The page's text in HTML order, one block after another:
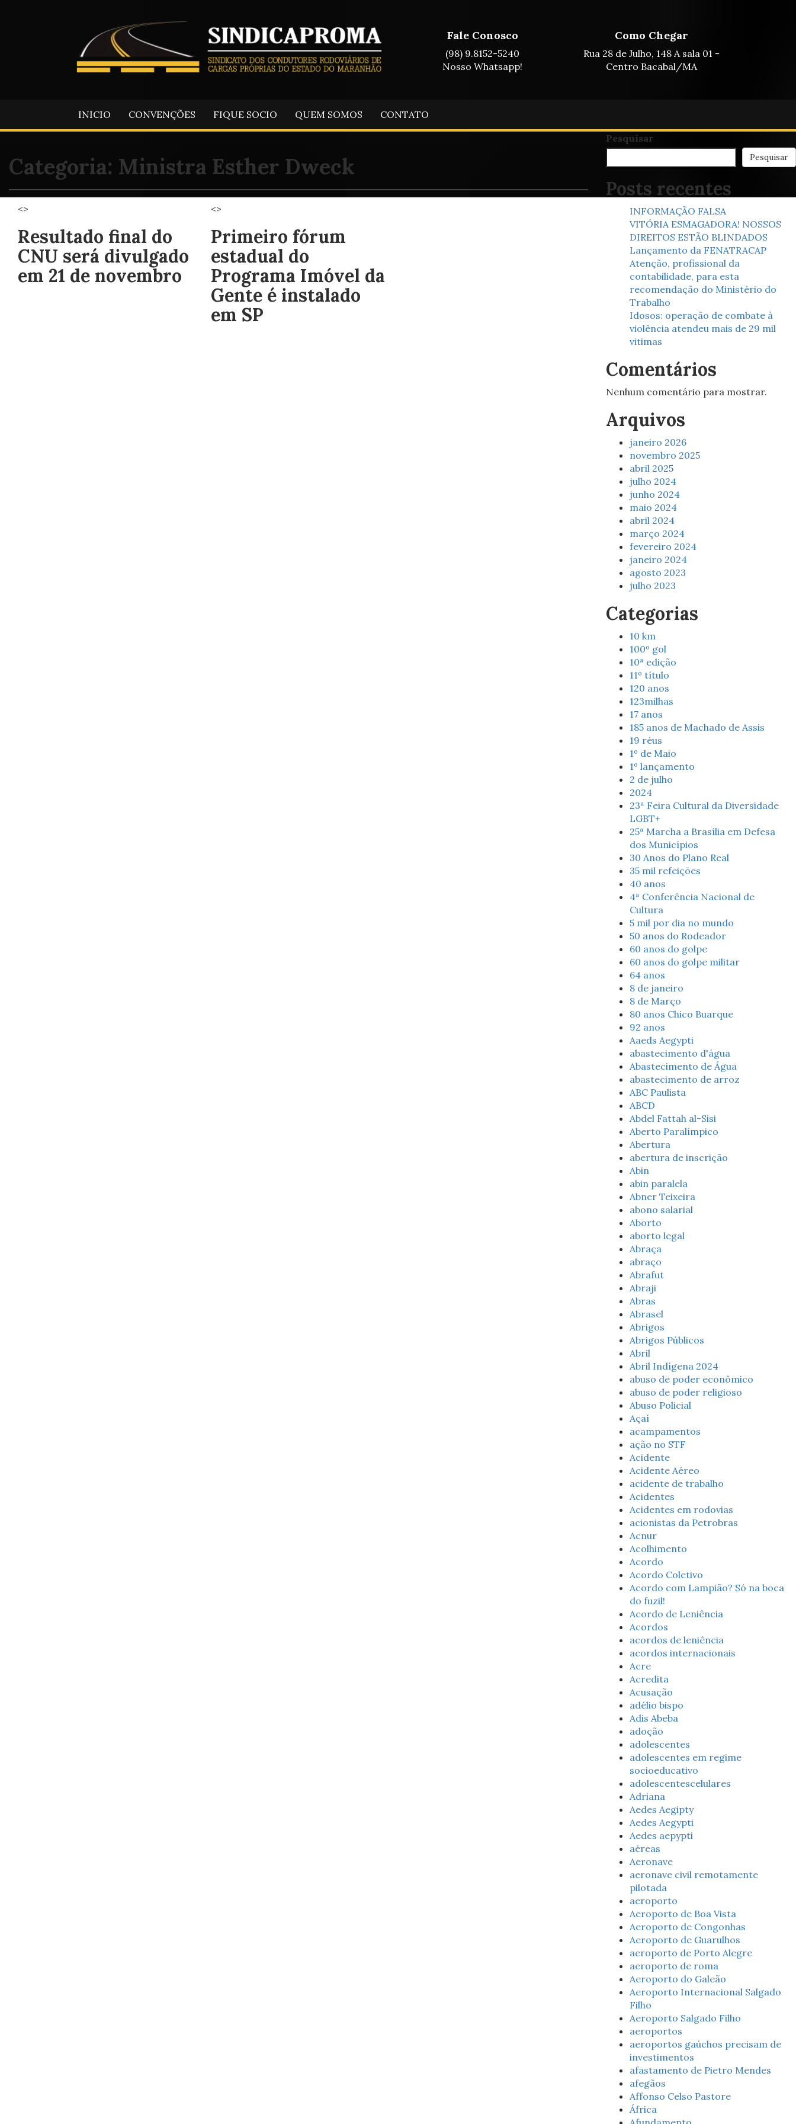
Fale Conosco
(98) 9.8152-5240
Nosso Whatsapp!
Como Chegar
Rua 28 de Julho, 148 A sala 01 -
Centro Bacabal/MA
INICIO CONVENÇÕES FIQUE SOCIO QUEM SOMOS CONTATO
Categoria: Ministra Esther Dweck
<>
Resultado final do
CNU será divulgado
em 21 de novembro
<>
Primeiro fórum
estadual do
Programa Imóvel da
Gente é instalado
em SP
Pesquisar
Pesquisar
Posts recentes
INFORMAÇÃO FALSA
VITÓRIA ESMAGADORA! NOSSOS
DIREITOS ESTÃO BLINDADOS
Lançamento da FENATRACAP
Atenção, profissional da
contabilidade, para esta
recomendação do Ministério do
Trabalho
Idosos: operação de combate à
violência atendeu mais de 29 mil
vitimas
Comentários
Nenhum comentário para mostrar.
Arquivos
janeiro 2026
novembro 2025
abril 2025
julho 2024
junho 2024
maio 2024
abril 2024
março 2024
fevereiro 2024
janeiro 2024
agosto 2023
julho 2023
Categorias
10 km
100º gol
10ª edição
11º título
120 anos
123milhas
17 anos
185 anos de Machado de Assis
19 réus
1º de Maio
1º lançamento
2 de julho
2024
23ª Feira Cultural da Diversidade
LGBT+
25ª Marcha a Brasília em Defesa
dos Municípios
30 Anos do Plano Real
35 mil refeições
40 anos
4ª Conferência Nacional de
Cultura
5 mil por dia no mundo
50 anos do Rodeador
60 anos do golpe
60 anos do golpe militar
64 anos
8 de janeiro
8 de Março
80 anos Chico Buarque
92 anos
Aaeds Aegypti
abastecimento d'água
Abastecimento de Água
abastecimento de arroz
ABC Paulista
ABCD
Abdel Fattah al-Sisi
Aberto Paralímpico
Abertura
abertura de inscrição
Abin
abin paralela
Abner Teixeira
abono salarial
Aborto
aborto legal
Abraça
abraço
Abrafut
Abraji
Abras
Abrasel
Abrigos
Abrigos Públicos
Abril
Abril Indígena 2024
abuso de poder econômico
abuso de poder religioso
Abuso Policial
Açaí
acampamentos
ação no STF
Acidente
Acidente Aéreo
acidente de trabalho
Acidentes
Acidentes em rodovias
acionistas da Petrobras
Acnur
Acolhimento
Acordo
Acordo Coletivo
Acordo com Lampião? Só na boca
do fuzil!
Acordo de Leniência
Acordos
acordos de leniência
acordos internacionais
Acre
Acredita
Acusação
adélio bispo
Adis Abeba
adoção
adolescentes
adolescentes em regime
socioeducativo
adolescentescelulares
Adriana
Aedes Aegipty
Aedes Aegypti
Aedes aepypti
aéreas
Aeronave
aeronave civil remotamente
pilotada
aeroporto
Aeroporto de Boa Vista
Aeroporto de Congonhas
Aeroporto de Guarulhos
aeroporto de Porto Alegre
aeroporto de roma
Aeroporto do Galeão
Aeroporto Internacional Salgado
Filho
Aeroporto Salgado Filho
aeroportos
aeroportos gaúchos precisam de
investimentos
afastamento de Pietro Mendes
afegãos
Affonso Celso Pastore
África